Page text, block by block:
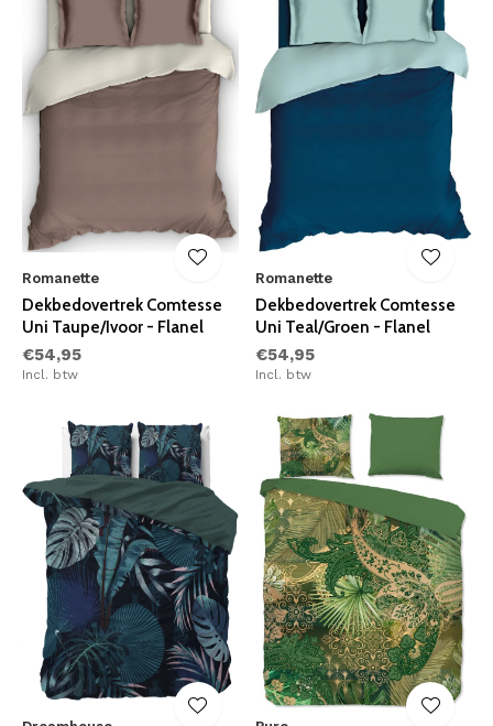
Romanette
Dekbedovertrek Comtesse
Uni Taupe/Ivoor - Flanel
€54,95
Incl. btw
Romanette
Dekbedovertrek Comtesse
Uni Teal/Groen - Flanel
€54,95
Incl. btw